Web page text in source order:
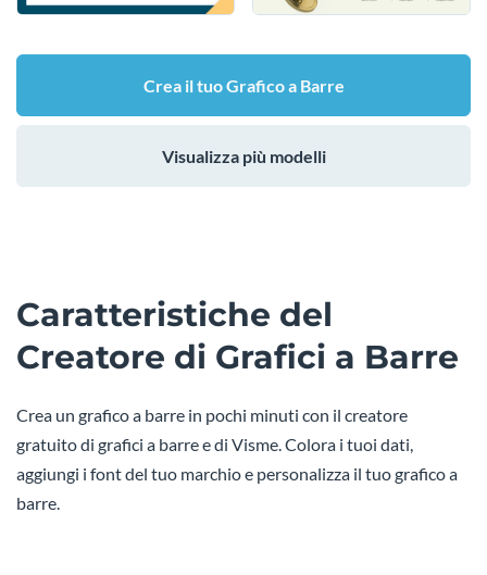
Crea il tuo Grafico a Barre
Visualizza più modelli
Caratteristiche del
Creatore di Grafici a Barre
Crea un grafico a barre in pochi minuti con il creatore
gratuito di grafici a barre e di Visme. Colora i tuoi dati,
aggiungi i font del tuo marchio e personalizza il tuo grafico a
barre.